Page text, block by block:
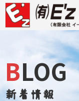
BLOG
新着情報